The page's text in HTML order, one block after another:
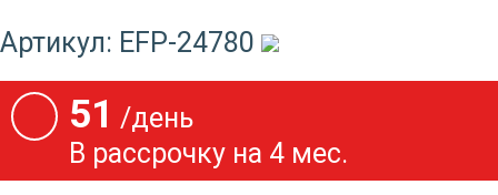
Артикул: EFP-24780
51 /день
В рассрочку на 4 мес.